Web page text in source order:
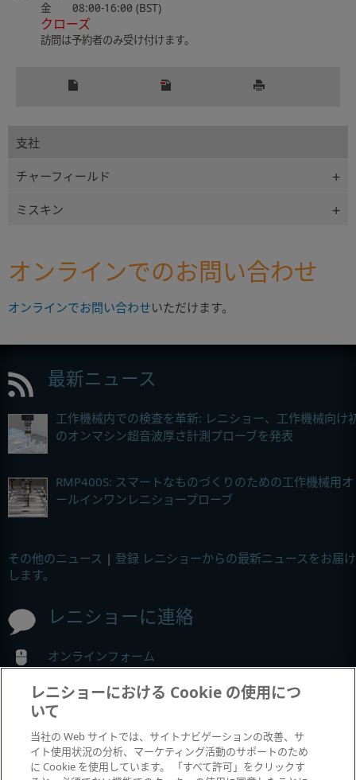
金
08:00-16:00 (BST)
クローズ
訪問は予約者のみ受け付けます。
支社
チャーフィールド
ミスキン
オンラインでのお問い合わせ
オンラインでお問い合わせいただけます。
最新ニュース
工作機械内での検査を革新: レニショー、工作機械向け
のオンマシン超音波厚さ計測プローブを発表
RMP400S: スマートなものづくりのための工作機械用オ
ールインワンレニショープローブ
その他のニュース | 登録 レニショーからの最新ニュースをお届け
します。
レニショーに連絡
オンラインフォーム
オフィスの詳細情報
MyRenishaw
レニショーにおける Cookie の使用につ
いて
当社の Web サイトでは、サイトナビゲーションの改善、サ
イト使用状況の分析、マーケティング活動のサポートのため
に Cookie を使用しています。 「すべて許可」をクリックす